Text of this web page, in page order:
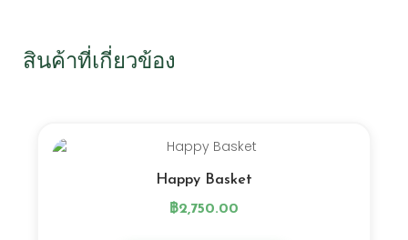
สินค้าที่เกี่ยวข้อง
Happy Basket
฿2,750.00